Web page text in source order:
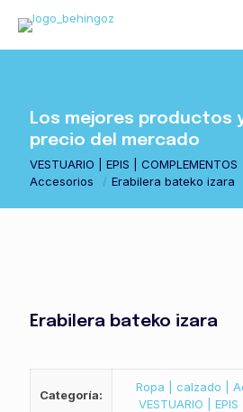
Los mejores productos
precio del mercado
VESTUARIO | EPIS | COMPLEMENTOS
Accesorios
/ Erabilera bateko izara
Erabilera bateko izara
Categoría:
Ropa | calzado |
VESTUARIO |